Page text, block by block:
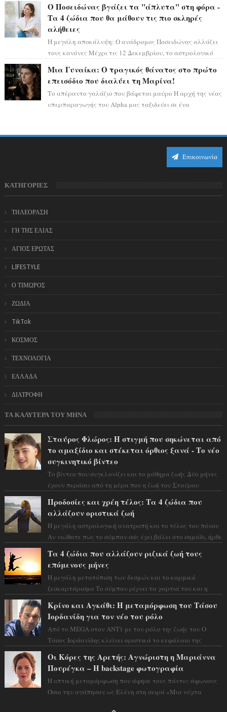
Ο Ποσειδώνας βγάζει τα "άπλυτα" στη φόρα -
Τα 4 ζώδια που θα μάθουν τις πιο σκληρές
αλήθειες
Η μεγάλη αποκάλυψη: Ο ανάδρομος Ποσειδώνας αλλάζει
τους κανόνες Μέχρι τις 12 Δεκεμβρίου, το αστρολογικό
Μια Γυναίκα: Ο τραγικός θάνατος στο πρώτο
επεισόδιο που διαλύει τη Μαρίνα!
Το απέραντο γαλάζιο που βάφεται μαύρο Η αρχή της νέας
υπερπαραγωγής του Alpha μας ταξιδεύει σε ένα
Επικοινωνία
ΚΑΤΗΓΟΡΙΕΣ
ΤΗΛΕΟΡΑΣΗ
ΓΗ ΤΗΣ ΕΛΙΑΣ
ΑΓΙΟΣ ΕΡΩΤΑΣ
LIFESTYLE
Ο ΤΙΜΩΡΟΣ
ΖΩΔΙΑ
TikTok
ΚΟΣΜΟΣ
ΤΕΧΝΟΛΟΓΙΑ
ΕΛΛΑΔΑ
ΔΙΑΤΡΟΦΗ
ΤΑ ΚΑΛΥΤΕΡΑ ΤΟΥ ΜΗΝΑ
Σταύρος Φλώρος: Η στιγμή που σηκώνεται από
το αμαξίδιο και στέκεται όρθιος ξανά - Το νέο
συγκινητικό βίντεο
Το βίντεο που συγκλονίζει και το μάθημα ζωής Δύο μήνες
έχουν περάσει από τη μέρα που η ζωή του Σταύρου
Προδοσίες και χρέη τέλος: Τα 4 ζώδια που
αλλάζουν οριστικά ζωή
Η μεγάλη αστρολογική ανατροπή και το τέλος του πόνου
Αν νιώθατε πως το σύμπαν σάς έχει βάλει στο σημάδι, ήρθε
Τα 4 ζώδια που αλλάζουν ριζικά ζωή τους
επόμενους μήνες
Η μεγάλη μετατόπιση των δεσμών και το καρμικό
ξεσκαρτάρισμα Το σύμπαν ρίχνει τα χαρτιά του και η
Κρίνο και Αγκάθι: Η μεταμόρφωση του Τάσου
Ιορδανίδη για τον νέο του ρόλο
Από το MEGA στον ΑΝΤ1 με τον ρόλο της ζωής του Ο
Τάσος Ιορδανίδης κλείνει οριστικά το κεφάλαιο της
Οι Κόρες της Αρετής: Αγνώριστη η Μαριάννα
Πουρέγκα – H backstage φωτογραφία
Η οπτική μεταμόρφωση που άφησε τους πάντες άφωνους
Όσοι την αγάπησαν ως Ελένη στη σειρά «Μια νύχτα